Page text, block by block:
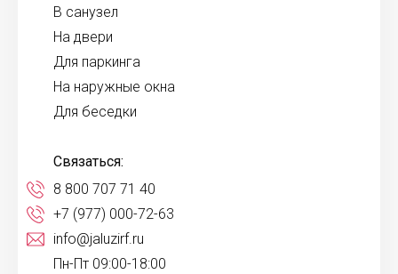
В санузел
На двери
Для паркинга
На наружные окна
Для беседки
Связаться:
8 800 707 71 40
+7 (977) 000-72-63
info@jaluzirf.ru
Пн-Пт 09:00-18:00